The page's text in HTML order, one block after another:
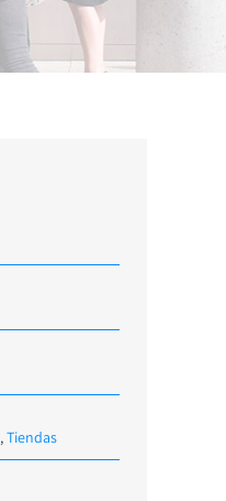
,Tiendas